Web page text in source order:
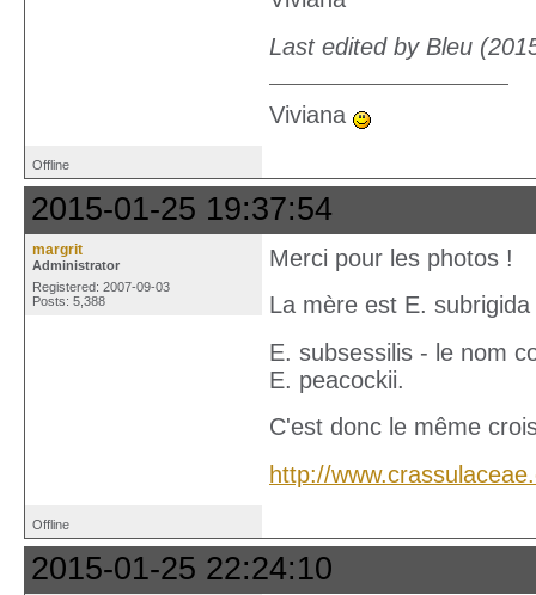
Last edited by Bleu
Viviana
Offline
2015-01-25 19:37:54
margrit
Administrator
Registered: 2007-09-03
Posts: 5,388
Merci pour les photos !
La mère est E.
E. subsessilis - le nom
E. peacockii.
C'est donc le même
http://
Offline
2015-01-25 22:24:10